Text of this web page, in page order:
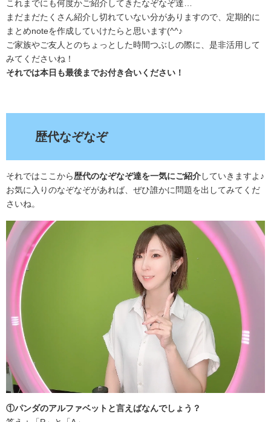
これまでにも何度かご紹介してきたなぞなぞ達…
まだまだたくさん紹介し切れていない分がありますので、定期的に
まとめnoteを作成していけたらと思います(^^♪
ご家族やご友人とのちょっとした時間つぶしの際に、是非活用して
みてくださいね！
それでは本日も最後までお付き合いください！
歴代なぞなぞ
それではここから歴代のなぞなぞ達を一気にご紹介していきますよ♪
お気に入りのなぞなぞがあれば、ぜひ誰かに問題を出してみてくだ
さいね。
①パンダのアルファベットと言えばなんでしょう？